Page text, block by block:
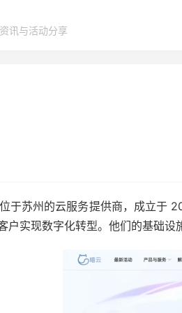
讯与活动分享
于苏州的云服务提供商，成立于
户实现数字化转型。他们的基础